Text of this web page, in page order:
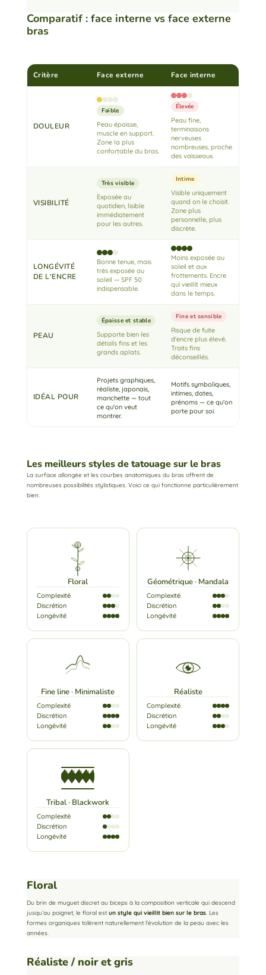
Comparatif : face interne vs face externe
bras
Critère Face externe Face interne
DOULEUR
Faible
Peau épaisse,
muscle en support.
Zone la plus
confortable du bras.
Élevée
Peau fine,
terminaisons
nerveuses
nombreuses, proche
des vaisseaux.
VISIBILITÉ
Très visible
Exposée au
quotidien, lisible
immédiatement
pour les autres.
Intime
Visible uniquement
quand on le choisit.
Zone plus
personnelle, plus
discrète.
LONGÉVITÉ
DE L'ENCRE
Bonne tenue, mais
très exposée au
soleil — SPF 50
indispensable.
Moins exposée au
soleil et aux
frottements. Encre
qui vieillit mieux
dans le temps.
PEAU
Épaisse et stable
Supporte bien les
détails fins et les
grands aplats.
Fine et sensible
Risque de fuite
d'encre plus élevé.
Traits fins
déconseillés.
IDÉAL POUR
Projets graphiques,
réaliste, japonais,
manchette — tout
ce qu'on veut
montrer.
Motifs symboliques,
intimes, dates,
prénoms — ce qu'on
porte pour soi.
Les meilleurs styles de tatouage sur le bras
La surface allongée et les courbes anatomiques du bras offrent de
nombreuses possibilités stylistiques. Voici ce qui fonctionne particulièrement
bien.
Floral
Complexité
Discrétion
Longévité
Géométrique · Mandala
Complexité
Discrétion
Longévité
Fine line · Minimaliste
Complexité
Discrétion
Longévité
Réaliste
Complexité
Discrétion
Longévité
Tribal · Blackwork
Complexité
Discrétion
Longévité
Floral
Du brin de muguet discret au biceps à la composition verticale qui descend
jusqu’au poignet, le floral estun style qui vieillit bien sur le bras. Les
formes organiques tolèrent naturellement l’évolution de la peau avec les
années.
Réaliste / noir et gris